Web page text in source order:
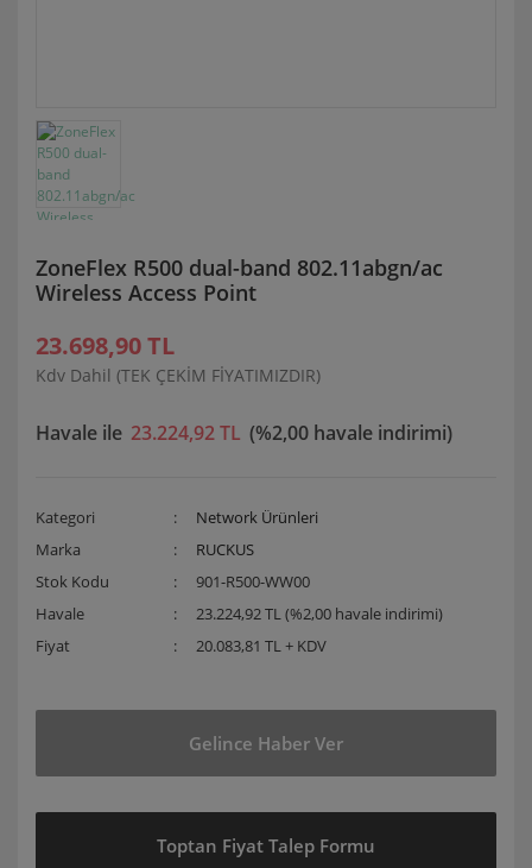
ZoneFlex R500 dual-band 802.11abgn/ac
Wireless Access Point
23.698,90 TL
Kdv Dahil (TEK ÇEKİM FİYATIMIZDIR)
Havale ile 23.224,92 TL (%2,00 havale indirimi)
Kategori
Network Ürünleri
Marka
RUCKUS
Stok Kodu
901-R500-WW00
Havale
23.224,92 TL (%2,00 havale indirimi)
Fiyat
20.083,81 TL + KDV
Gelince Haber Ver
Toptan Fiyat Talep Formu